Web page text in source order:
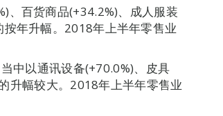
、百货商品(+34.2%)、成人服装
年升幅。2018年上半年零售业
中以通讯设备(+70.0%)、皮具
升幅较大。2018年上半年零售业